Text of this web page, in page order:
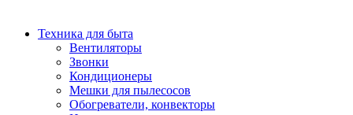
Техника для быта
Вентиляторы
Звонки
Кондиционеры
Мешки для пылесосов
Обогреватели, конвекторы